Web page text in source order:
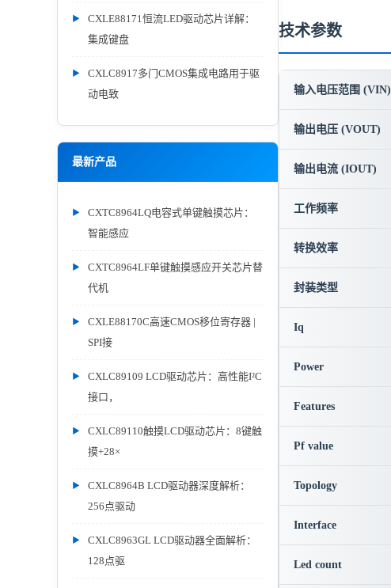
CXLE88171恒流LED驱动芯片详解：
集成键盘
CXLC8917多门CMOS集成电路用于驱
动电致
最新产品
CXTC8964LQ电容式单键触摸芯片：
智能感应
CXTC8964LF单键触摸感应开关芯片替
代机
CXLE88170C高速CMOS移位寄存器 |
SPI接
CXLC89109 LCD驱动芯片：高性能I²C
接口，
CXLC89110触摸LCD驱动芯片：8键触
摸+28×
CXLC8964B LCD驱动器深度解析：
256点驱动
CXLC8963GL LCD驱动器全面解析：
128点驱
技术参数
输入电压范围 (VIN)
输出电压 (VOUT)
输出电流 (IOUT)
工作频率
转换效率
封装类型
Iq
Power
Features
Pf value
Topology
Interface
Led count